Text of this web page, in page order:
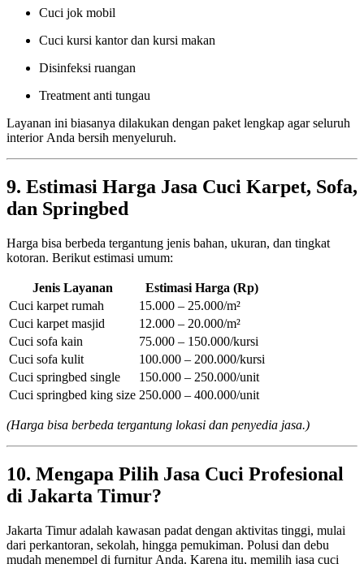
Cuci jok mobil
Cuci kursi kantor dan kursi makan
Disinfeksi ruangan
Treatment anti tungau
Layanan ini biasanya dilakukan dengan paket lengkap agar seluruh
interior Anda bersih menyeluruh.
9. Estimasi Harga Jasa Cuci Karpet, Sofa,
dan Springbed
Harga bisa berbeda tergantung jenis bahan, ukuran, dan tingkat
kotoran. Berikut estimasi umum:
Jenis Layanan
Estimasi Harga (Rp)
Cuci karpet rumah
15.000 – 25.000/m²
Cuci karpet masjid
12.000 – 20.000/m²
Cuci sofa kain
75.000 – 150.000/kursi
Cuci sofa kulit
100.000 – 200.000/kursi
Cuci springbed single
150.000 – 250.000/unit
Cuci springbed king size 250.000 – 400.000/unit
(Harga bisa berbeda tergantung lokasi dan penyedia jasa.)
10. Mengapa Pilih Jasa Cuci Profesional
di Jakarta Timur?
Jakarta Timur adalah kawasan padat dengan aktivitas tinggi, mulai
dari perkantoran, sekolah, hingga pemukiman. Polusi dan debu
mudah menempel di furnitur Anda. Karena itu, memilih jasa cuci